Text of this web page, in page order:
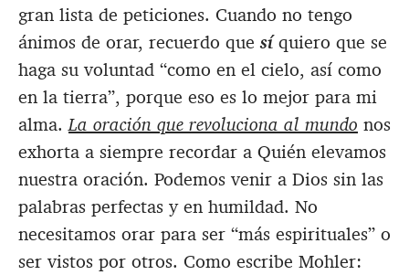
gran lista de peticiones. Cuando no tengo
ánimos de orar, recuerdo quesíquiero que se
haga su voluntad “como en el cielo, así como
en la tierra”, porque eso es lo mejor para mi
alma.La oración que revoluciona al mundo nos
exhorta a siempre recordar a Quién elevamos
nuestra oración. Podemos venir a Dios sin las
palabras perfectas y en humildad. No
necesitamos orar para ser “más espirituales” o
ser vistos por otros. Como escribe Mohler: